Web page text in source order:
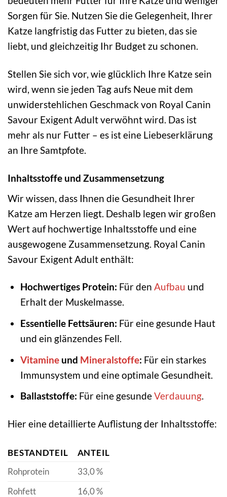
Sorgen für Sie. Nutzen Sie die Gelegenheit, Ihrer
Katze langfristig das Futter zu bieten, das sie
liebt, und gleichzeitig Ihr Budget zu schonen.
Stellen Sie sich vor, wie glücklich Ihre Katze sein
wird, wenn sie jeden Tag aufs Neue mit dem
unwiderstehlichen Geschmack von Royal Canin
Savour Exigent Adult verwöhnt wird. Das ist
mehr als nur Futter – es ist eine Liebeserklärung
an Ihre Samtpfote.
Inhaltsstoffe und Zusammensetzung
Wir wissen, dass Ihnen die Gesundheit Ihrer
Katze am Herzen liegt. Deshalb legen wir großen
Wert auf hochwertige Inhaltsstoffe und eine
ausgewogene Zusammensetzung. Royal Canin
Savour Exigent Adult enthält:
Hochwertiges Protein: Für den Aufbau und
Erhalt der Muskelmasse.
Essentielle Fettsäuren: Für eine gesunde Haut
und ein glänzendes Fell.
Vitamineund Mineralstoffe: Für ein starkes
Immunsystem und eine optimale Gesundheit.
Ballaststoffe: Für eine gesundeVerdauung.
Hier eine detaillierte Auflistung der Inhaltsstoffe:
BESTANDTEIL
ANTEIL
Rohprotein
33,0 %
Rohfett
16,0 %